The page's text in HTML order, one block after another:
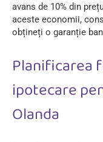
avans de 10% din
aceste economii,
obțineți o garanție
Planificarea
ipotecare
Olanda